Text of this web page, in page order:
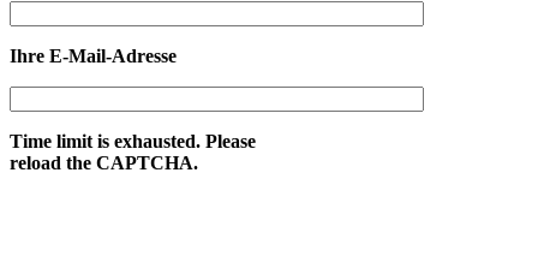
Ihre E-Mail-Adresse
Time limit is exhausted. Please
reload the CAPTCHA.